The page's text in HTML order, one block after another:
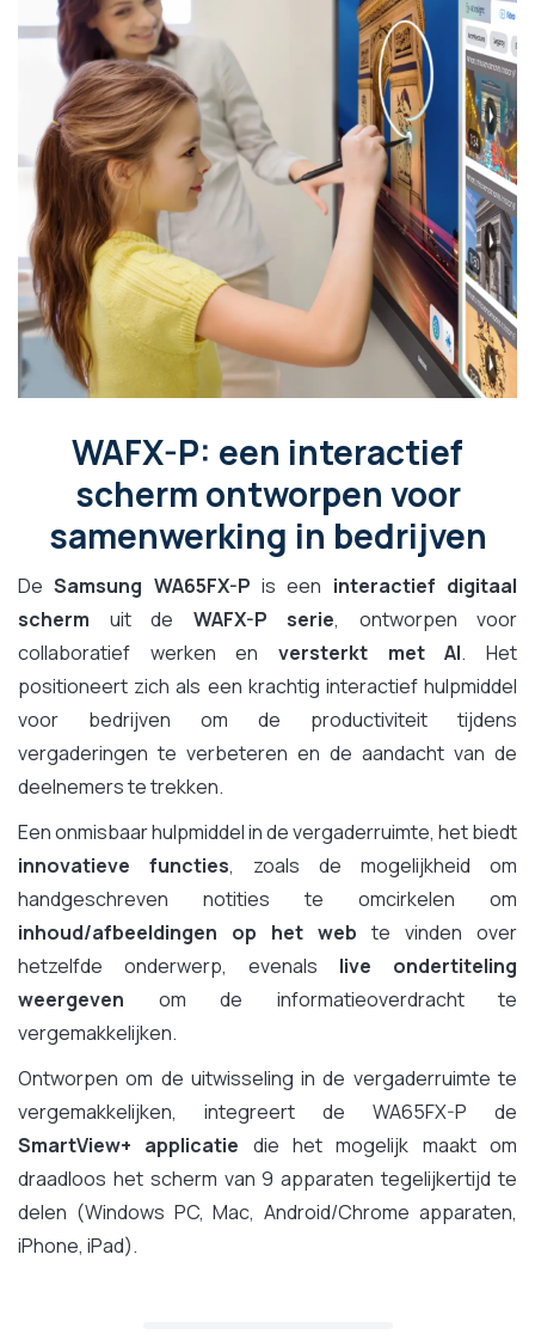
WAFX-P: een interactief
scherm ontworpen voor
samenwerking in bedrijven
DeSamsung WA65FX-P is een interactief digitaal
scherm uit de WAFX-P serie, ontworpen voor
collaboratief werken en versterkt met AI. Het
positioneert zich als een krachtig interactief hulpmiddel
voor bedrijven om de productiviteit tijdens
vergaderingen te verbeteren en de aandacht van de
deelnemers te trekken.
Een onmisbaar hulpmiddel in de vergaderruimte, het biedt
innovatieve functies, zoals de mogelijkheid om
handgeschreven notities te omcirkelen om
inhoud/afbeeldingen op het web te vinden over
hetzelfde onderwerp, evenals live ondertiteling
weergeven om de informatieoverdracht te
vergemakkelijken.
Ontworpen om de uitwisseling in de vergaderruimte te
vergemakkelijken, integreert de WA65FX-P de
SmartView+ applicatie die het mogelijk maakt om
draadloos het scherm van 9 apparaten tegelijkertijd te
delen (Windows PC, Mac, Android/Chrome apparaten,
iPhone, iPad).